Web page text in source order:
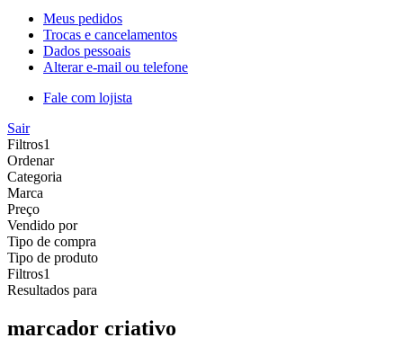
Meus pedidos
Trocas e cancelamentos
Dados pessoais
Alterar e-mail ou telefone
Fale com lojista
Sair
Filtros1
Ordenar
Categoria
Marca
Preço
Vendido por
Tipo de compra
Tipo de produto
Filtros1
Resultados para
marcador criativo